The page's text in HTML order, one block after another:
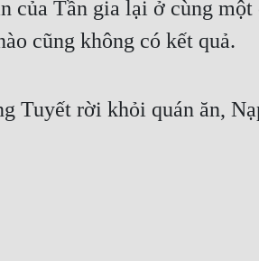
của Tần gia lại ở cùng
cũng không có kết quả.
rời khỏi quán ăn,